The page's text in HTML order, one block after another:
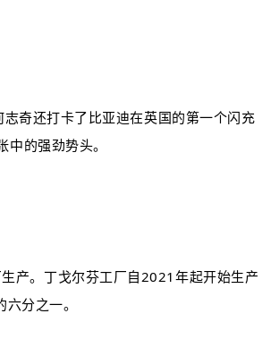
奇还打卡了比亚迪在英国的第一个闪充
的强劲势头。
生产。丁戈尔芬工厂自2021年起开始生产
分之一。